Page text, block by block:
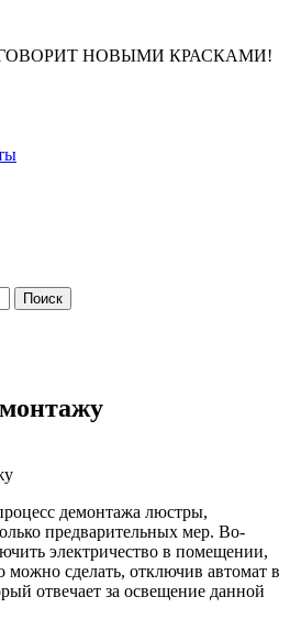
НОВЫМИ КРАСКАМИ!
демонтажа люстры,
предварительных мер. Во-
электричество в помещении,
можно сделать, отключив автомат в
отвечает за освещение данной